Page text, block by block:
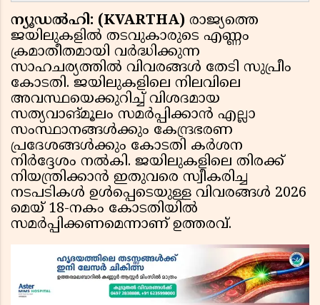
ന്യൂഡൽഹി: (KVARTHA) രാജ്യത്തെ
ജയിലുകളിൽ തടവുകാരുടെ എണ്ണം
ക്രമാതീതമായി വർദ്ധിക്കുന്ന
സാഹചര്യത്തിൽ വിവരങ്ങൾ തേടി സുപ്രീം
കോടതി. ജയിലുകളിലെ നിലവിലെ
അവസ്ഥയെക്കുറിച്ച് വിശദമായ
സത്യവാങ്മൂലം സമർപ്പിക്കാൻ എല്ലാ
സംസ്ഥാനങ്ങൾക്കും കേന്ദ്രഭരണ
പ്രദേശങ്ങൾക്കും കോടതി കർശന
നിർദ്ദേശം നൽകി. ജയിലുകളിലെ തിരക്ക്
നിയന്ത്രിക്കാൻ ഇതുവരെ സ്വീകരിച്ച
നടപടികൾ ഉൾപ്പെടെയുള്ള വിവരങ്ങൾ 2026
മെയ് 18-നകം കോടതിയിൽ
സമർപ്പിക്കണമെന്നാണ് ഉത്തരവ്.